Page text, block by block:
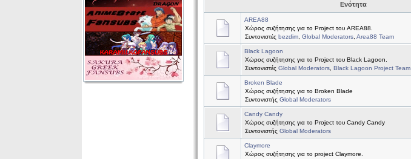
Ενότητα
AREA88
Χώρος συζήτησης για το Project του AREA88.
Συντονιστές bezdim, Global Moderators, Area88 Team
Black Lagoon
Χώρος συζήτησης για το Project του Black Lagoon.
Συντονιστές Global Moderators, Black Lagoon Project Team
Broken Blade
Χώρος συζήτησης για το Broken Blade
Συντονιστής Global Moderators
Candy Candy
Χώρος συζήτησης για το Project του Candy Candy
Συντονιστής Global Moderators
Claymore
Χώρος συζήτησης για το project Claymore.